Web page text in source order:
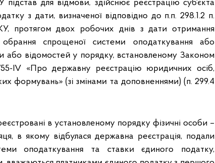
для відмови, здійснює реєстрацію суб’єкта
з дати, визначеної відповідно до п.п. 298.1.2 п.
протягом двох робочих днів з дати отримання
спрощеної системи оподаткування або
або відомостей у порядку, встановленому Законом
ІV «Про державну реєстрацію юридичних осіб,
формувань» (зі змінами та доповненнями) (п. 299.4
в установленому порядку фізичні особи –
в якому відбулася державна реєстрація, подали
оподаткування та ставки єдиного податку,